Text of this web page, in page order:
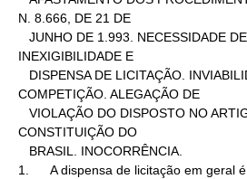
N. 8.666, DE 21 DE
INEXIGIBILIDADE E
COMPETIÇÃO. ALEGAÇÃO DE
CONSTITUIÇÃO DO
1.      A dispensa de licitação em geral é